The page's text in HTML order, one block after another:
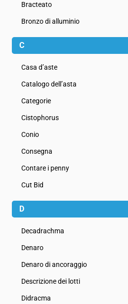
Bracteato
Bronzo di alluminio
C
Casa d’aste
Catalogo dell’asta
Categorie
Cistophorus
Conio
Consegna
Contare i penny
Cut Bid
D
Decadrachma
Denaro
Denaro di ancoraggio
Descrizione dei lotti
Didracma